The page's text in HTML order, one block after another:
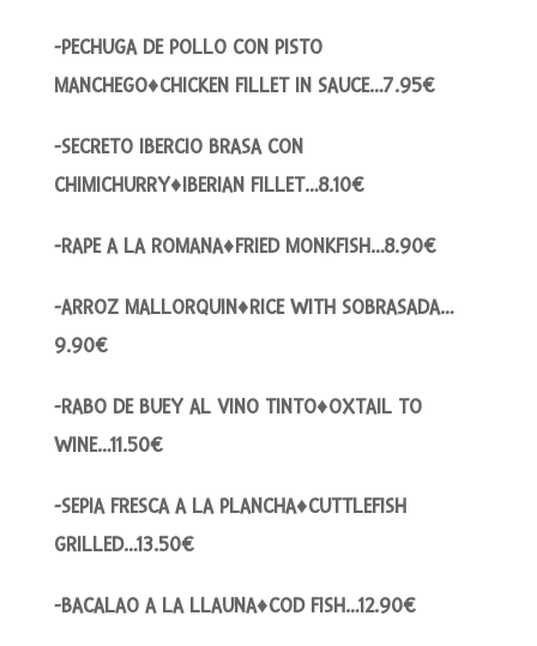
-PECHUGA DE POLLO CON PISTO
MANCHEGO♦CHICKEN FILLET IN SAUCE…7.95€
-SECRETO IBERCIO BRASA CON
CHIMICHURRY♦IBERIAN FILLET…8.10€
-RAPE A LA ROMANA♦FRIED MONKFISH…8.90€
-ARROZ MALLORQUIN♦RICE WITH SOBRASADA…
9.90€
-RABO DE BUEY AL VINO TINTO♦OXTAIL TO
WINE…11.50€
-SEPIA FRESCA A LA PLANCHA♦CUTTLEFISH
GRILLED…13.50€
-BACALAO A LA LLAUNA♦COD FISH…12.90€